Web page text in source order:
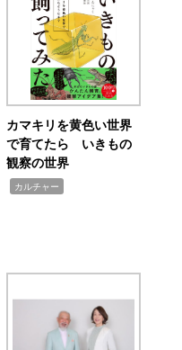
カマキリを黄色い世界
で育てたら いきもの
観察の世界
カルチャー